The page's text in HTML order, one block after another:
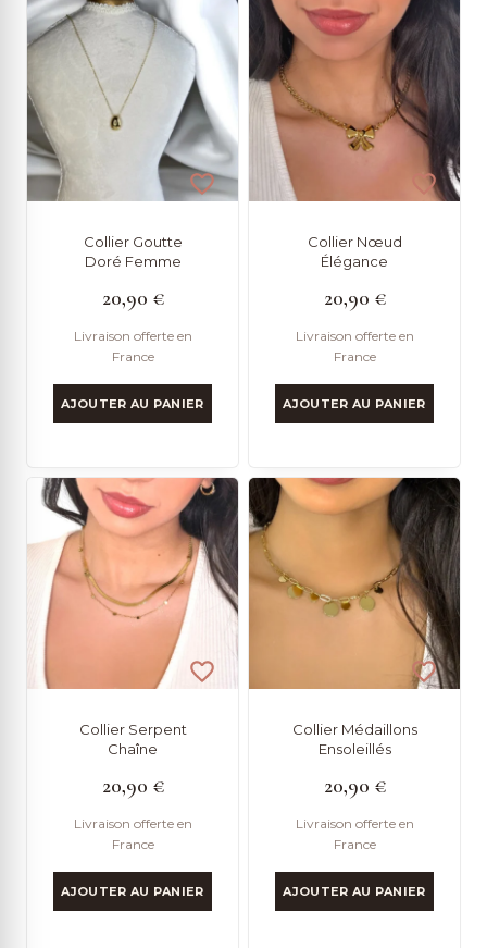
Collier Goutte
Doré Femme
20,90 €
Livraison offerte en
France
AJOUTER AU PANIER
Collier Nœud
Élégance
20,90 €
Livraison offerte en
France
AJOUTER AU PANIER
Collier Serpent
Chaîne
20,90 €
Livraison offerte en
France
AJOUTER AU PANIER
Collier Médaillons
Ensoleillés
20,90 €
Livraison offerte en
France
AJOUTER AU PANIER